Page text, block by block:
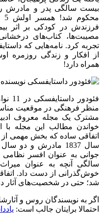
بیست سالگی پدر و مادرش
فرزندش در کودکی بر اثر
مصیبت‌ها، کتاب‌های
تجربه کرد. نامه‌هایی که
از افکار و زندگی روزمره
همراه دارد!
منظر فرهنگی در موقعیت
مشترک یک مجله معروف
خواندن مطالب این مجله با
اتفاقی ساده که بخش مهمی
سال 1837 مادرش و
جوانی به عنوان افسر
سالگی آنچه به عنوان
خوش‌گذرانی از دست داد.
شد؛ حتی در شخصیت‌های آثار
اگر به نویسندگان روس و
احتمالا برایتان جالب است: